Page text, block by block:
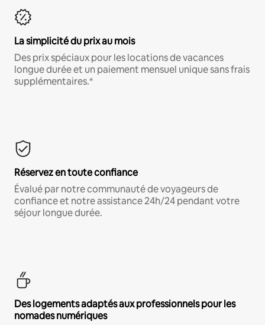
La simplicité du prix au mois
Des prix spéciaux pour les locations de vacances
longue durée et un paiement mensuel unique sans frais
supplémentaires.*
Réservez en toute confiance
Évalué par notre communauté de voyageurs de
confiance et notre assistance 24h/24 pendant votre
séjour longue durée.
Des logements adaptés aux professionnels pour les
nomades numériques